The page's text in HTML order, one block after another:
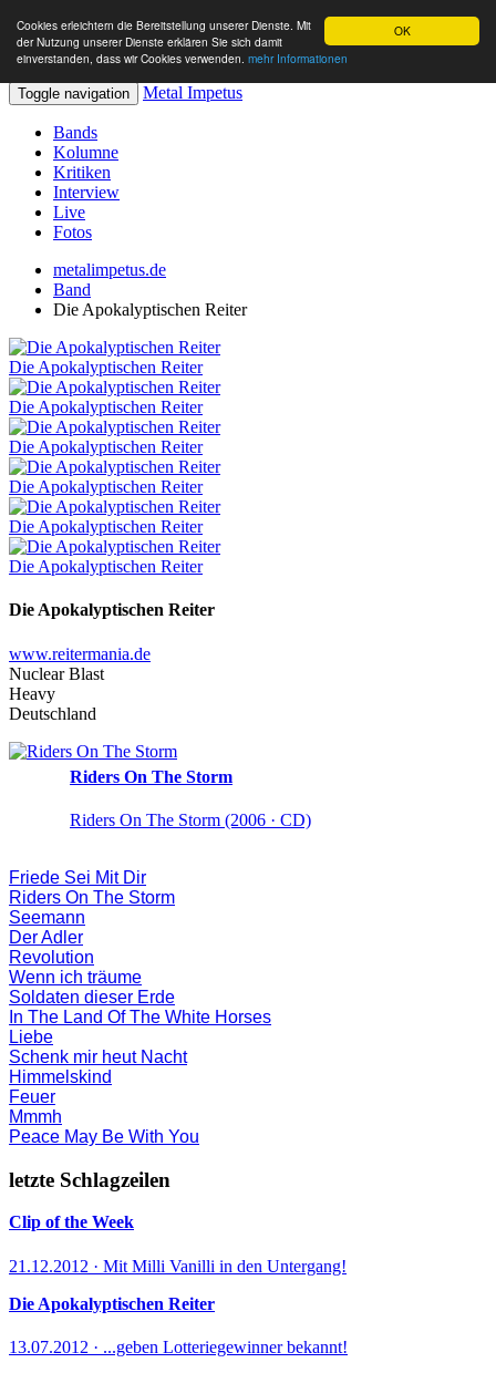
OK
Cookies erleichtern die Bereitstellung unserer Dienste. Mit
der Nutzung unserer Dienste erklären Sie sich damit
einverstanden, dass wir Cookies verwenden. mehr Informationen
Toggle navigation Metal Impetus
Bands
Kolumne
Kritiken
Interview
Live
Fotos
metalimpetus.de
Band
Die Apokalyptischen Reiter
Die Apokalyptischen Reiter
Die Apokalyptischen Reiter
Die Apokalyptischen Reiter
Die Apokalyptischen Reiter
Die Apokalyptischen Reiter
Die Apokalyptischen Reiter
Die Apokalyptischen Reiter
www.reitermania.de
Nuclear Blast
Heavy
Deutschland
Riders On The Storm
Riders On The Storm (2006 · CD)
Friede Sei Mit Dir
Riders On The Storm
Seemann
Der Adler
Revolution
Wenn ich träume
Soldaten dieser Erde
In The Land Of The White Horses
Liebe
Schenk mir heut Nacht
Himmelskind
Feuer
Mmmh
Peace May Be With You
letzte Schlagzeilen
Clip of the Week
21.12.2012 · Mit Milli Vanilli in den Untergang!
Die Apokalyptischen Reiter
13.07.2012 · ...geben Lotteriegewinner bekannt!